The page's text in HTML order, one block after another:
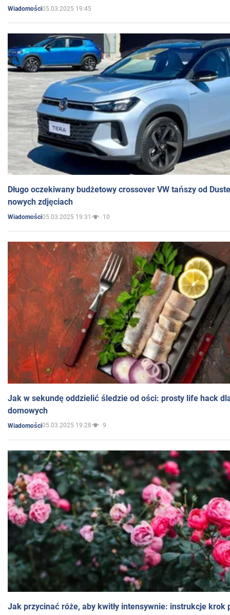
Wiadomości05.03.2025 19:45
Długo oczekiwany budżetowy crossover VW tańszy od
nowych zdjęciach
Wiadomości05.03.2025 19:31 10
Jak w sekundę oddzielić śledzie od ości: prosty life hack
domowych
Wiadomości05.03.2025 19:28 9
Jak przycinać róże, aby kwitły intensywnie: instrukcje krok